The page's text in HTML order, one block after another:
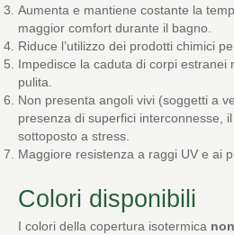
Aumenta e mantiene costante la
maggior comfort durante il bagno.
Riduce l’utilizzo dei prodotti chimici
Impedisce la caduta di corpi estranei
pulita.
Non presenta angoli vivi (soggetti a
presenza di superfici interconnesse,
sottoposto a stress.
Maggiore resistenza a raggi UV e ai
Colori disponibili
I colori della copertura isotermica